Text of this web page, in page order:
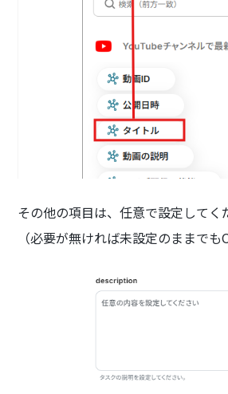
その他の項目は、任意で設定してく
（必要が無ければ未設定のままでも